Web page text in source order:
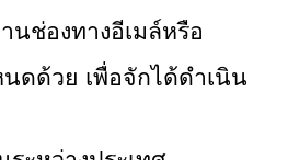
านช่องทางอีเมล์หรือ
ดด้วย เพื่อจักได้ดำเนิน